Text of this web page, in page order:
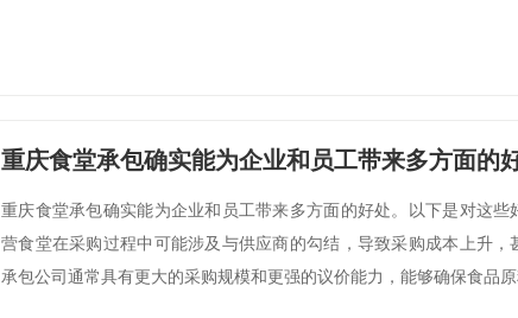
重庆食堂承包确实能为企业和员工带来多方面的
重庆食堂承包确实能为企业和员工带来多方面的好处。以下是对这些
营食堂在采购过程中可能涉及与供应商的勾结，导致采购成本上升
承包公司通常具有更大的采购规模和更强的议价能力，能够确保食品原